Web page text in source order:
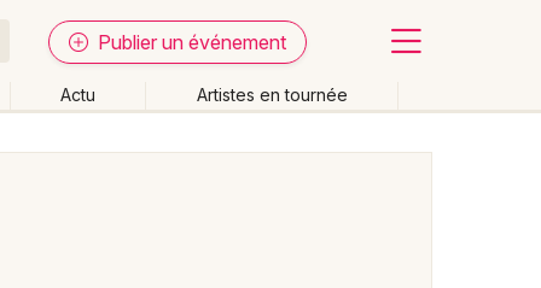
Publier un événement
Actu Artistes en tournée